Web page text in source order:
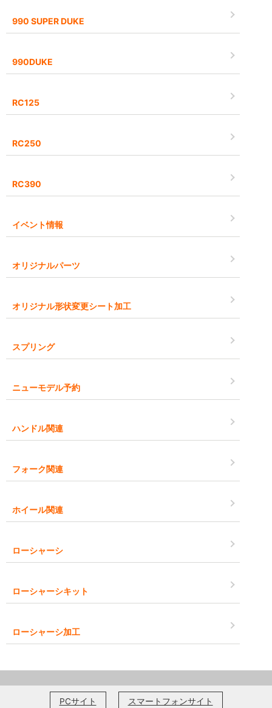
990 SUPER DUKE
990DUKE
RC125
RC250
RC390
イベント情報
オリジナルパーツ
オリジナル形状変更シート加工
スプリング
ニューモデル予約
ハンドル関連
フォーク関連
ホイール関連
ローシャーシ
ローシャーシキット
ローシャーシ加工
PCサイト スマートフォンサイト